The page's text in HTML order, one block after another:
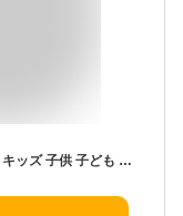
売れ筋No.1 【100円OFFクーポンあり】長靴 キッズ 子供 子ども レインブーツ 雨靴 女の子 男の子 14cm 15cm 16cm 17cm 18cm 19cm 20cm 歩きやすい ジュニア 雨 雨具 梅雨 防水 シンプル 入学 入園 学 雨 雪 防水